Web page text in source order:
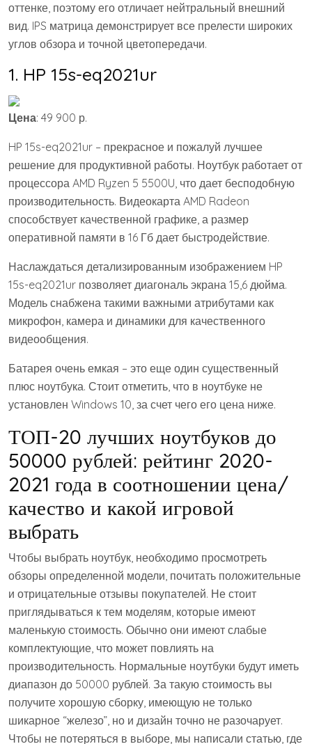
оттенке, поэтому его отличает нейтральный внешний
вид. IPS матрица демонстрирует все прелести широких
углов обзора и точной цветопередачи.
1. HP 15s-eq2021ur
Цена: 49 900 р.
HP 15s-eq2021ur – прекрасное и пожалуй лучшее
решение для продуктивной работы. Ноутбук работает от
процессора AMD Ryzen 5 5500U, что дает бесподобную
производительность. Видеокарта AMD Radeon
способствует качественной графике, а размер
оперативной памяти в 16 Гб дает быстродействие.
Наслаждаться детализированным изображением HP
15s-eq2021ur позволяет диагональ экрана 15,6 дюйма.
Модель снабжена такими важными атрибутами как
микрофон, камера и динамики для качественного
видеообщения.
Батарея очень емкая – это еще один существенный
плюс ноутбука. Стоит отметить, что в ноутбуке не
установлен Windows 10, за счет чего его цена ниже.
ТОП-20 лучших ноутбуков до
50000 рублей: рейтинг 2020-
2021 года в соотношении цена/
качество и какой игровой
выбрать
Чтобы выбрать ноутбук, необходимо просмотреть
обзоры определенной модели, почитать положительные
и отрицательные отзывы покупателей. Не стоит
приглядываться к тем моделям, которые имеют
маленькую стоимость. Обычно они имеют слабые
комплектующие, что может повлиять на
производительность. Нормальные ноутбуки будут иметь
диапазон до 50000 рублей. За такую стоимость вы
получите хорошую сборку, имеющую не только
шикарное “железо”, но и дизайн точно не разочарует.
Чтобы не потеряться в выборе, мы написали статью, где